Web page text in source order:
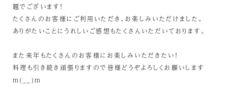
題でございます！
たくさんのお客様にご利用いただき、お楽しみいただけました。
ありがたいことにうれしいご感想もたくさんいただいております。
また来年もたくさんのお客様にお楽しみいただきたい！
料理も引き続き頑張りますので皆様どうぞよろしくお願いします
m(__)m